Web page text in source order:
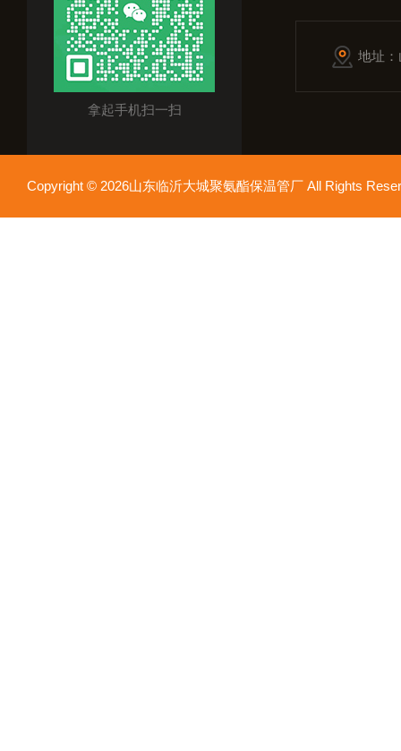
拿起手机扫一扫
地址
Copyright © 2026山东临沂大城聚氨酯保温管厂 All Rights